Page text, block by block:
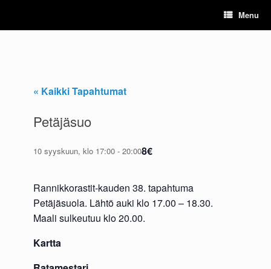
content
Menu
« Kaikki Tapahtumat
Petäjäsuo
10 syyskuun, klo 17:00 - 20:008€
Rannikkorastit-kauden 38. tapahtuma
Petäjäsuola. Lähtö auki klo 17.00 – 18.30.
Maali sulkeutuu klo 20.00.
Kartta